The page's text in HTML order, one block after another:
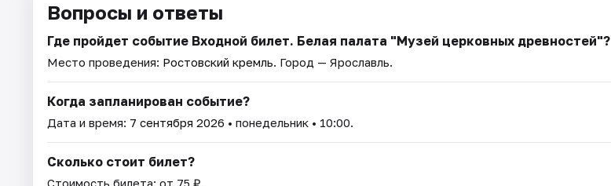
Вопросы и ответы
Где пройдет событие Входной билет. Белая палата "Музей церковных древностей"?
Место проведения: Ростовский кремль. Город — Ярославль.
Когда запланирован событие?
Дата и время: 7 сентября 2026 • понедельник • 10:00.
Сколько стоит билет?
Стоимость билета: от 75 ₽.